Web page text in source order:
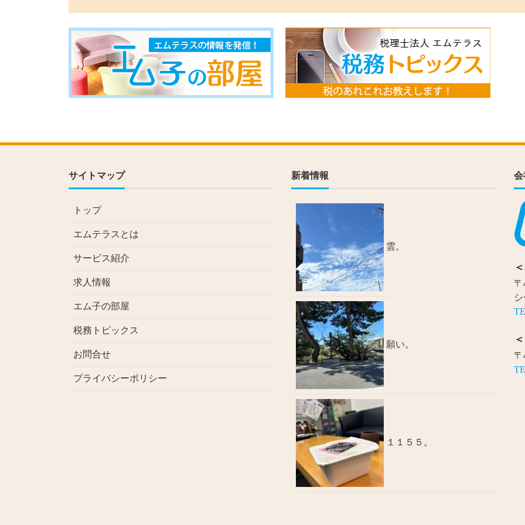
サイトマップ
トップ
エムテラスとは
サービス紹介
求人情報
エム子の部屋
税務トピックス
お問合せ
プライバシーポリシー
新着情報
雲。
願い。
１１５５。
会